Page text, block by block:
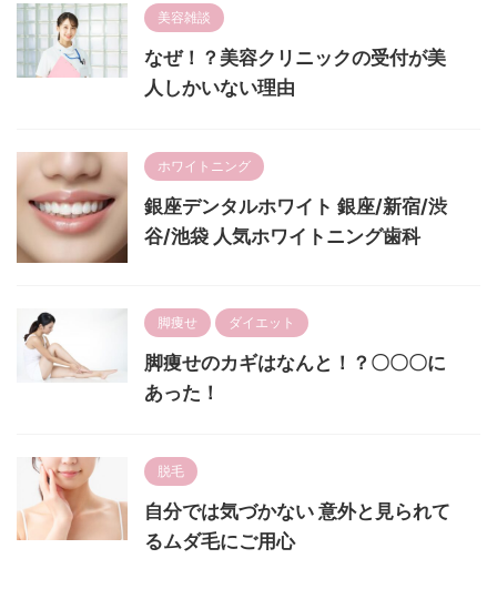
美容雑談
なぜ！？美容クリニックの受付が美
人しかいない理由
ホワイトニング
銀座デンタルホワイト 銀座/新宿/渋
谷/池袋 人気ホワイトニング歯科
脚痩せ ダイエット
脚痩せのカギはなんと！？〇〇〇に
あった！
脱毛
自分では気づかない 意外と見られて
るムダ毛にご用心